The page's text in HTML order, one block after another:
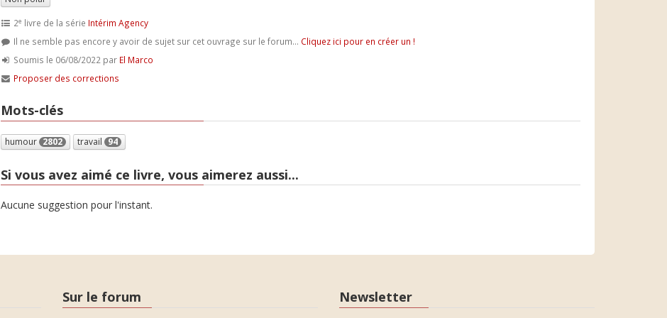
2e livre de la série Intérim Agency
Il ne semble pas encore y avoir de sujet sur cet ouvrage sur le forum... Cliquez ici pour en créer un !
Soumis le 06/08/2022 par El Marco
Proposer des corrections
Mots-clés
humour 2802 travail 94
Si vous avez aimé ce livre, vous aimerez aussi...
Aucune suggestion pour l'instant.
Sur le forum Newsletter